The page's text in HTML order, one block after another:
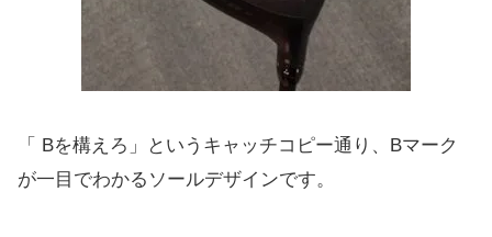
「 Bを構えろ」というキャッチコピー通り、Bマーク
が一目でわかる ソールデザインです。